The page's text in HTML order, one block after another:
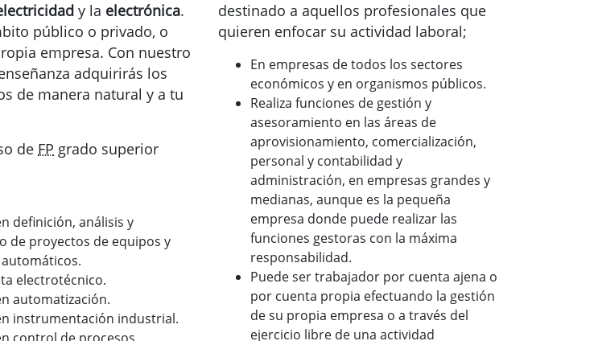
y la electrónica.
público o privado, o
empresa. Con nuestro
adquirirás los
de manera natural y a tu
de FP grado superior
definición, análisis y
de proyectos de equipos y
electrotécnico.
automatización.
instrumentación industrial.
destinado a aquellos profesionales que
quieren enfocar su actividad laboral;
En empresas de todos los sectores
económicos y en organismos públicos.
Realiza funciones de gestión y
asesoramiento en las áreas de
aprovisionamiento, comercialización,
personal y contabilidad y
administración, en empresas grandes y
medianas, aunque es la pequeña
empresa donde puede realizar las
funciones gestoras con la máxima
responsabilidad.
Puede ser trabajador por cuenta ajena o
por cuenta propia efectuando la gestión
de su propia empresa o a través del
ejercicio libre de una actividad